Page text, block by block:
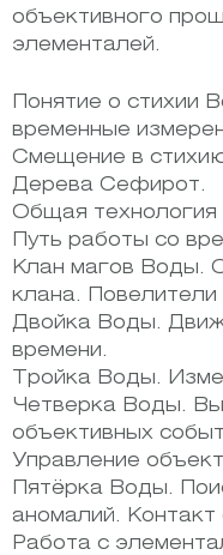
объективного
элементалей.
Понятие о стихии
временные
Смещение в
Дерева Сефирот.
Общая
Путь работы со
Клан магов Воды.
клана. Повелители
Двойка Воды.
времени.
Тройка Воды.
Четверка Воды.
объективных
Управление
Пятёрка Воды.
аномалий.
Работа с